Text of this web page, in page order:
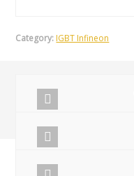
Category: IGBT Infineon